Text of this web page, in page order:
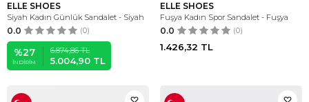
ELLE SHOES
Siyah Kadın Günlük Sandalet - Siyah
0.0 (0)
%27
İNDIRIM
6.874,86TL
5.004,90 TL
ELLE SHOES
Fuşya Kadın Spor Sandalet - Fuşya
0.0 (0)
1.426,32 TL